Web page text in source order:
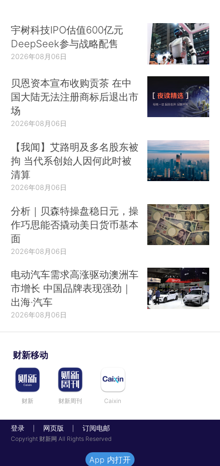
宇树科技IPO估值600亿元
DeepSeek参与战略配售
2026年08月06日
贝恩资本宣布收购贡茶 在中
国大陆无法注册商标后退出市
场
2026年08月06日
【我闻】艾路明及多名股东被
拘 当代系创始人因何此时被
清算
2026年08月06日
分析｜贝森特操盘稳日元，操
作巧思能否撬动美日货币基本
面
2026年08月06日
电动汽车需求高涨驱动澳洲车
市增长 中国品牌表现强劲｜
出海·汽车
2026年08月06日
财新移动
财新 财新周刊 Caixin
登录 网页版 订阅电邮
Copyright 财新网 All Rights Reserved
App 内打开